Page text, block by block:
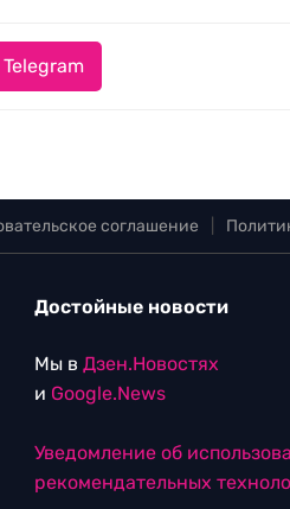
соглашение
Достойные новости
Мы в Дзен.Новостях
и Google.News
Уведомление об
рекомендательных